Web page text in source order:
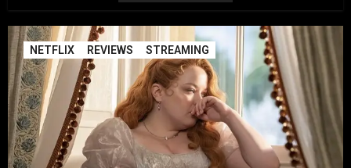
NETFLIX REVIEWS STREAMING